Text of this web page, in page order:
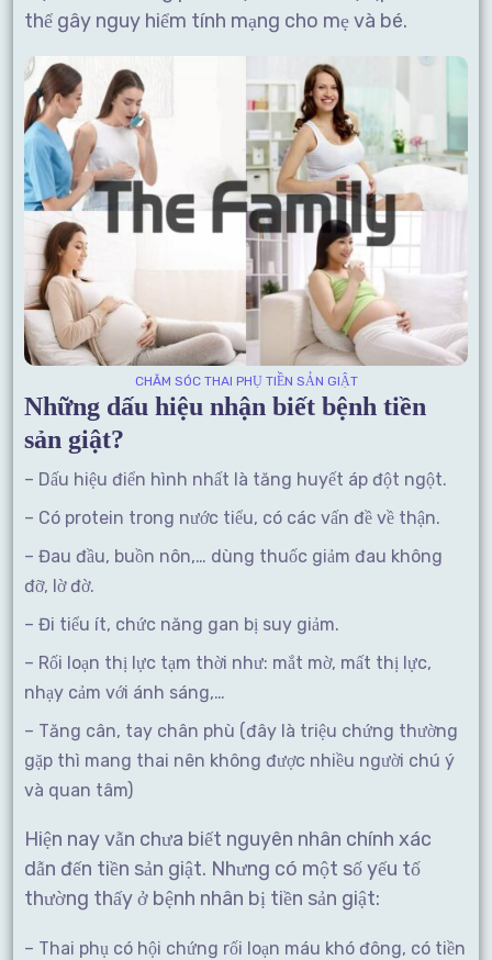
thể gây nguy hiểm tính mạng cho mẹ và bé.
CHĂM SÓC THAI PHỤ TIỀN SẢN GIẬT
Những dấu hiệu nhận biết bệnh tiền
sản giật?
– Dấu hiệu điển hình nhất là tăng huyết áp đột ngột.
– Có protein trong nước tiểu, có các vấn đề về thận.
– Đau đầu, buồn nôn,… dùng thuốc giảm đau không
đỡ, lờ đờ.
– Đi tiểu ít, chức năng gan bị suy giảm.
– Rối loạn thị lực tạm thời như: mắt mờ, mất thị lực,
nhạy cảm với ánh sáng,…
– Tăng cân, tay chân phù (đây là triệu chứng thường
gặp thì mang thai nên không được nhiều người chú ý
và quan tâm)
Hiện nay vẫn chưa biết nguyên nhân chính xác
dẫn đến tiền sản giật. Nhưng có một số yếu tố
thường thấy ở bệnh nhân bị tiền sản giật:
– Thai phụ có hội chứng rối loạn máu khó đông, có tiền